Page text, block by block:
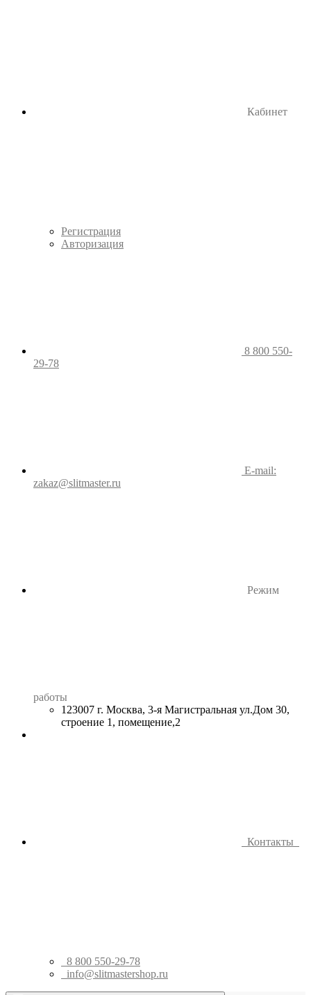
Кабинет
Регистрация
Авторизация
8 800 550-
29-78
E-mail:
zakaz@slitmaster.ru
Режим
работы
123007 г. Москва, 3-я Магистральная ул.Дом 30,
строение 1, помещение,2
Контакты
8 800 550-29-78
info@slitmastershop.ru